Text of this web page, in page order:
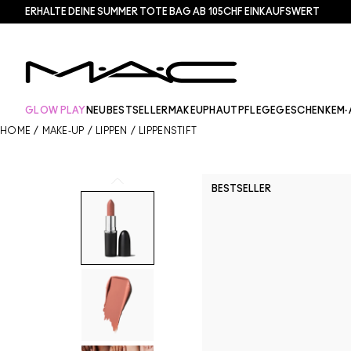
ERHALTE DEINE SUMMER TOTE BAG AB 105CHF EINKAUFSWERT​
GLOW PLAY NEU BESTSELLER MAKEUP HAUTPFLEGEGESCHENKE
HOME / MAKE-UP / LIPPEN / LIPPENSTIFT
BESTSELLER